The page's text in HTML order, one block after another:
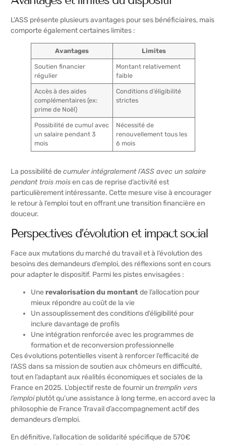
L’ASS présente plusieurs avantages pour ses bénéficiaires, mais
comporte également certaines limites :
Avantages Limites
Soutien financier
régulier
Montant relativement
faible
Accès à des aides
complémentaires (ex:
prime de Noël)
Conditions d’éligibilité
strictes
Possibilité de cumul avec
un salaire pendant 3
mois
Nécessité de
renouvellement tous les
6 mois
La possibilité de cumuler intégralement l’ASS avec un salaire
pendant trois moisen cas de reprise d’activité est
particulièrement intéressante. Cette mesure vise à encourager
le retour à l’emploi tout en offrant une transition financière en
douceur.
Perspectives d’évolution et impact social
Face aux mutations du marché du travail et à l’évolution des
besoins des demandeurs d’emploi, des réflexions sont en cours
pour adapter le dispositif. Parmi les pistes envisagées :
Une revalorisation du montantde l’allocation pour
mieux répondre au coût de la vie
Un assouplissement des conditions d’éligibilité pour
inclure davantage de profils
Une intégration renforcée avec les programmes de
formation et de reconversion professionnelle
Ces évolutions potentielles visent à renforcer l’efficacité de
l’ASS dans sa mission de soutien aux chômeurs en difficulté,
tout en l’adaptant aux réalités économiques et sociales de la
France en 2025. L’objectif reste de fournir untremplin vers
l’emploiplutôt qu’une assistance à long terme, en accord avec la
philosophie de France Travail d’accompagnement actif des
demandeurs d’emploi.
En définitive, l’allocation de solidarité spécifique de 570€